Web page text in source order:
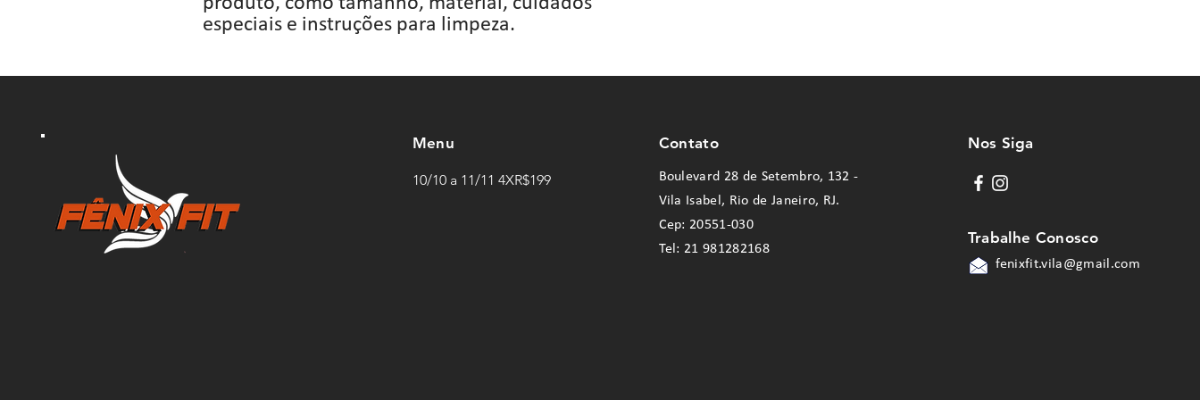
especiais e instruções para limpeza.
Menu
10/10 a 11/11 4XR$199
Contato
Boulevard 28 de Setembro, 132 -
Vila Isabel, Rio de Janeiro, RJ.
Cep: 20551-030
Tel: 21 981282168
Nos Siga
Trabalhe Conosco
fenixfit.vila@gmail.com